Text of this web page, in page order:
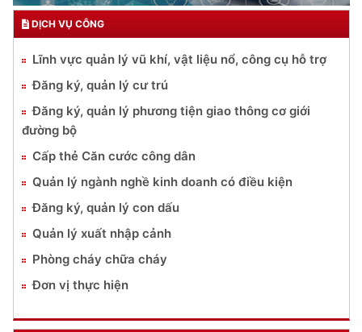
DỊCH VỤ CÔNG
Lĩnh vực quản lý vũ khí, vật liệu nổ, công cụ hỗ trợ
Đăng ký, quản lý cư trú
Đăng ký, quản lý phương tiện giao thông cơ giới
đường bộ
Cấp thẻ Căn cước công dân
Quản lý ngành nghề kinh doanh có điều kiện
Đăng ký, quản lý con dấu
Quản lý xuất nhập cảnh
Phòng cháy chữa cháy
Đơn vị thực hiện